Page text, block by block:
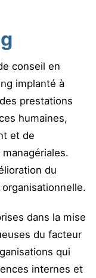
conseil en
implanté à
prestations
humaines,
et de
du
dans la mise
du facteur
qui
internes et